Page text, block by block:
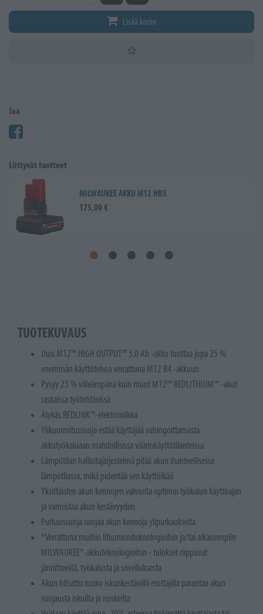
Lisää koriin
Jaa
Liittyvät tuotteet
MILWAUKEE AKKU M12 HB5
175,00 €
TUOTEKUVAUS
Uusi M12™ HIGH OUTPUT™ 5,0 Ah -akku tuottaa jopa 25 %
enemmän käyttötehoa verrattuna M12 B4 -akkuun
Pysyy 25 % viileämpänä kuin muut M12™ REDLITHIUM™ -akut
raskaissa työtehtävissä
Älykäs REDLINK™-elektroniikka
Ylikuormitussuoja estää käyttäjää vahingoittamasta
akkutyökaluaan mahdollisissa väärinkäyttötilanteissa
Lämpötilan hallintajärjestelmä pitää akun ihanteellisessa
lämpötilassa, mikä pidentää sen käyttöikää
Yksittäisten akun kennojen valvonta optimoi työkalun käyttöajan
ja varmistaa akun kestävyyden
Purkaussuoja suojaa akun kennoja ylipurkaukselta
*Verrattuna muihin litiumioniteknologioihin ja/tai aikaisempiin
MILWAUKEE®-akkuteknologioihin - tulokset riippuvat
jännitteestä, työkalusta ja sovelluksesta
Akun hitsattu runko iskunkestävillä erottajilla parantaa akun
suojausta iskuilta ja roiskeilta